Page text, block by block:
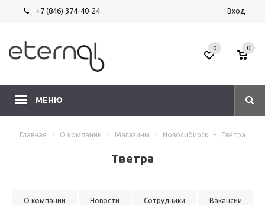
+7 (846) 374-40-24 Вход
МЕНЮ
0 0
Главная - О компании - Магазины - Новосибирск - Тветра
Тветра
О компании Новости Сотрудники Вакансии